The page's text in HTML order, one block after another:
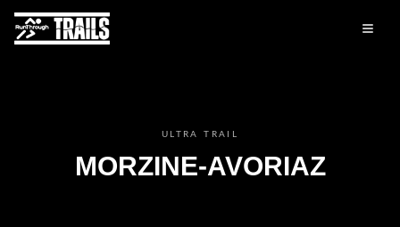
ULTRA TRAIL
MORZINE-AVORIAZ